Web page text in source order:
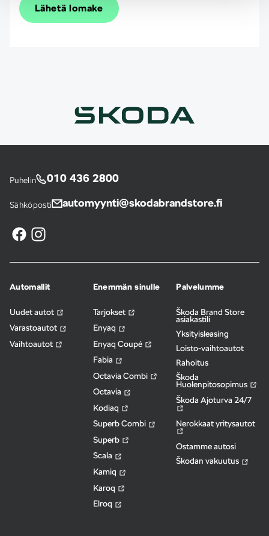
Lähetä lomake
Puhelin 010 436 2800
Sähköposti automyynti@skodabrandstore.fi
Automallit
Uudet autot
Varastoautot
Vaihtoautot
Enemmän sinulle
Tarjokset
Enyaq
Enyaq Coupé
Fabia
Octavia Combi
Octavia
Kodiaq
Superb Combi
Superb
Scala
Kamiq
Karoq
Elroq
Palvelumme
Škoda Brand Store
asiakastili
Yksityisleasing
Loisto-vaihtoautot
Rahoitus
Škoda
Huolenpitosopimus
Škoda Ajoturva 24/7
Nerokkaat yritysautot
Ostamme autosi
Škodan vakuutus